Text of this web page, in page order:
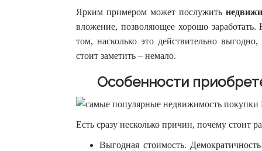
Ярким примером может послужить
вложение, позволяющее хорошо
том, насколько это действительно
стоит заметить – немало.
Особенности
Есть сразу несколько причин, почему стоит
Выгодная стоимость.